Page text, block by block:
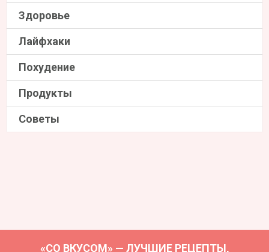
Здоровье
Лайфхаки
Похудение
Продукты
Советы
«СО ВКУСОМ» — ЛУЧШИЕ РЕЦЕПТЫ,